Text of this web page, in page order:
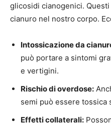
glicosidi cianogenici.
cianuro nel nostro corpo.
Intossicazione da
può portare a sintomi
e vertigini.
Rischio di overdose:
semi può essere tossica
Effetti collaterali: